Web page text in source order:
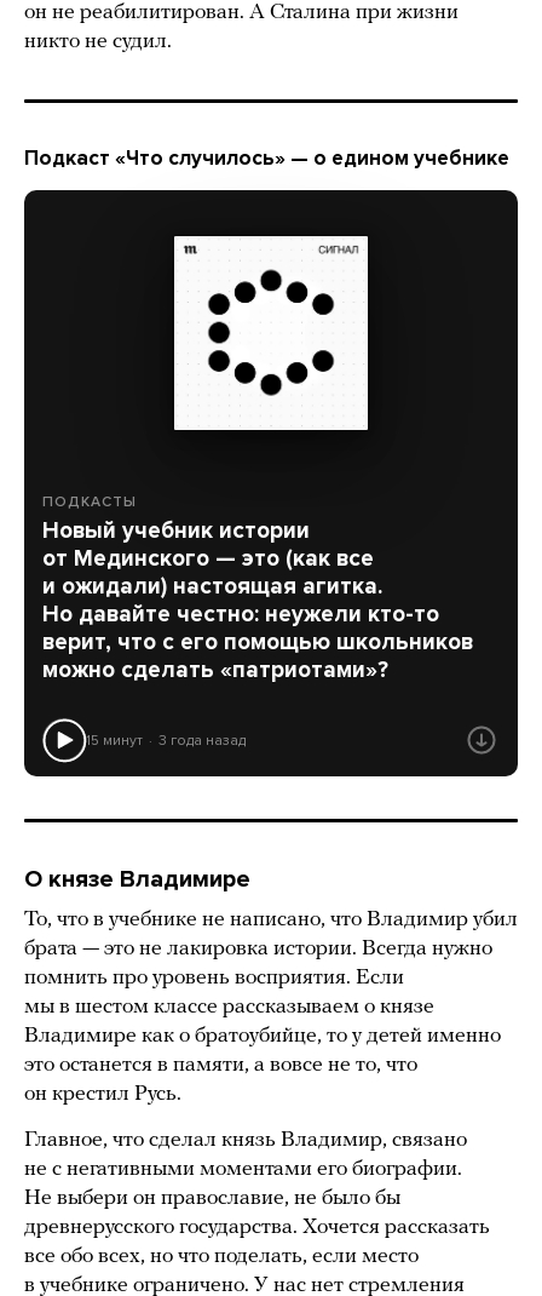
он не реабилитирован. А Сталина при жизни
никто не судил.
Подкаст «Что случилось» — о едином учебнике
ПОДКАСТЫ
Новый учебник истории
от Мединского — это (как все
и ожидали) настоящая агитка.
Но давайте честно: неужели кто-то
верит, что с его помощью школьников
можно сделать «патриотами»?
15 минут 3 года назад
О князе Владимире
То, что в учебнике не написано, что Владимир убил
брата — это не лакировка истории. Всегда нужно
помнить про уровень восприятия. Если
мы в шестом классе рассказываем о князе
Владимире как о братоубийце, то у детей именно
это останется в памяти, а вовсе не то, что
он крестил Русь.
Главное, что сделал князь Владимир, связано
не с негативными моментами его биографии.
Не выбери он православие, не было бы
древнерусского государства. Хочется рассказать
все обо всех, но что поделать, если место
в учебнике ограничено. У нас нет стремления